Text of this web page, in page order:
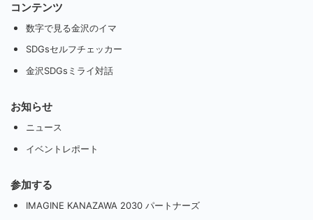
コンテンツ
数字で見る金沢のイマ
SDGsセルフチェッカー
金沢SDGsミライ対話
お知らせ
ニュース
イベントレポート
参加する
IMAGINE KANAZAWA 2030 パートナーズ